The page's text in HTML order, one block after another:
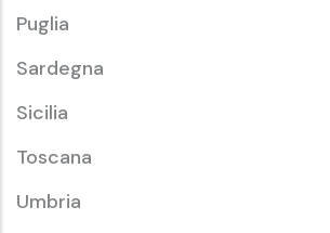
Puglia
Sardegna
Sicilia
Toscana
Umbria